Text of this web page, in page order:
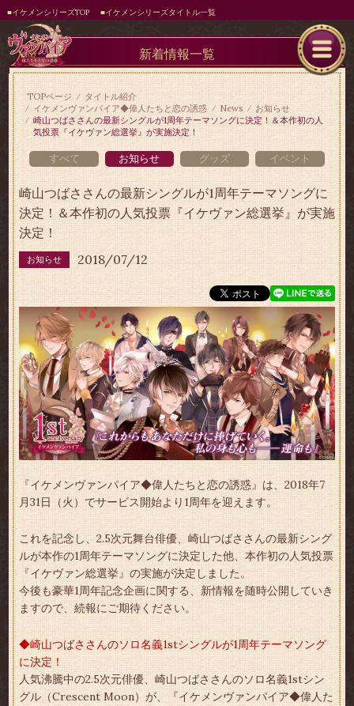
■イケメンシリーズTOP ■イケメンシリーズタイトル一覧
新着情報一覧
TOPページ
タイトル紹介
イケメンヴァンパイア◆偉人たちと恋の誘惑
News
お知らせ
崎山つばささんの最新シングルが1周年テーマソングに決定！＆本作初の人
気投票『イケヴァン総選挙』が実施決定！
すべて お知らせ グッズ イベント
崎山つばささんの最新シングルが1周年テーマソングに
決定！＆本作初の人気投票『イケヴァン総選挙』が実施
決定！
お知らせ 2018/07/12
『イケメンヴァンパイア◆偉人たちと恋の誘惑』は、2018年7
月31日（火）でサービス開始より1周年を迎えます。
これを記念し、2.5次元舞台俳優、崎山つばささんの最新シング
ルが本作の1周年テーマソングに決定した他、本作初の人気投票
『イケヴァン総選挙』の実施が決定しました。
今後も豪華1周年記念企画に関する、新情報を随時公開していき
ますので、続報にご期待ください。
◆崎山つばささんのソロ名義1stシングルが1周年テーマソング
に決定！
人気沸騰中の2.5次元俳優、崎山つばささんのソロ名義1stシン
グル（Crescent Moon）が、『イケメンヴァンパイア◆偉人た